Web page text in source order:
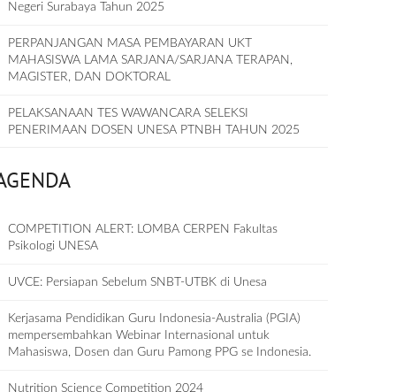
Negeri Surabaya Tahun 2025
PERPANJANGAN MASA PEMBAYARAN UKT
MAHASISWA LAMA SARJANA/SARJANA TERAPAN,
MAGISTER, DAN DOKTORAL
PELAKSANAAN TES WAWANCARA SELEKSI
PENERIMAAN DOSEN UNESA PTNBH TAHUN 2025
COMPETITION ALERT: LOMBA CERPEN Fakultas
Psikologi UNESA
UVCE: Persiapan Sebelum SNBT-UTBK di Unesa
Kerjasama Pendidikan Guru Indonesia-Australia (PGIA)
mempersembahkan Webinar Internasional untuk
Mahasiswa, Dosen dan Guru Pamong PPG se Indonesia.
Nutrition Science Competition 2024